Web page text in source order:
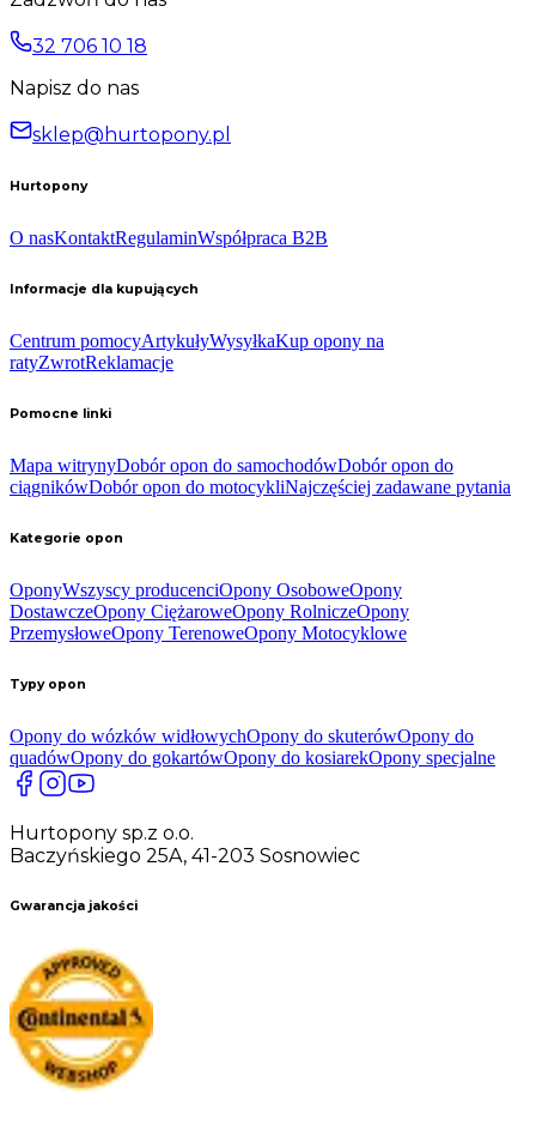
32 706 10 18
Napisz do nas
sklep@hurtopony.pl
Hurtopony
O nasKontaktRegulaminWspółpraca B2B
Informacje dla kupujących
Centrum pomocyArtykułyWysyłkaKup opony na
ratyZwrotReklamacje
Pomocne linki
Mapa witrynyDobór opon do samochodówDobór opon do
ciągnikówDobór opon do motocykliNajczęściej zadawane pytania
Kategorie opon
OponyWszyscy producenciOpony OsoboweOpony
DostawczeOpony CiężaroweOpony RolniczeOpony
PrzemysłoweOpony TerenoweOpony Motocyklowe
Typy opon
Opony do wózków widłowychOpony do skuterówOpony do
quadówOpony do gokartówOpony do kosiarekOpony specjalne
Hurtopony sp.z o.o.
Baczyńskiego 25A, 41-203 Sosnowiec
Gwarancja jakości